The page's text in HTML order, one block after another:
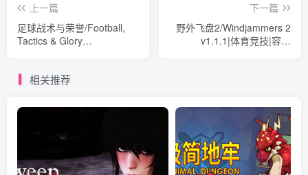
上一篇
足球战术与荣誉/Football,
Tactics & Glory
下一篇
野外飞盘2/Windjammers 2
v1.1.1|体育竞技|容量
相关推荐